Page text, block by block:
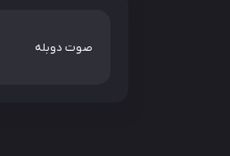
صوت دوبله